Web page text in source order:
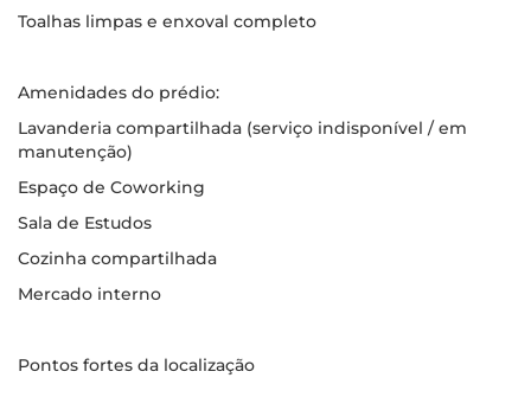
Toalhas limpas e enxoval completo
Amenidades do prédio:
Lavanderia compartilhada (serviço indisponível / em
manutenção)
Espaço de Coworking
Sala de Estudos
Cozinha compartilhada
Mercado interno
Pontos fortes da localização